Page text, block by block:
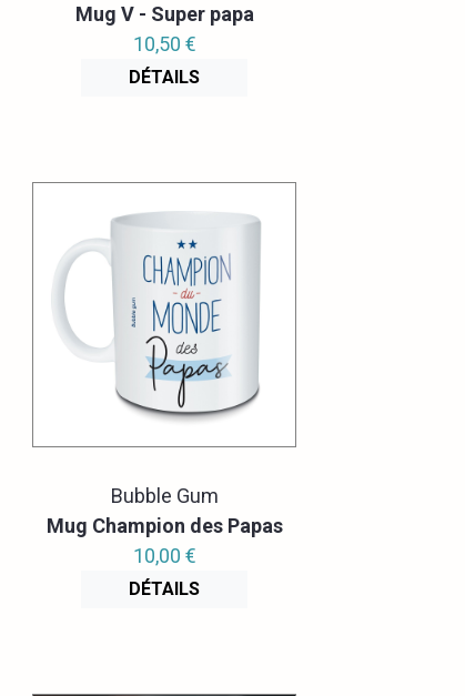
Mug V - Super papa
10,50 €
DÉTAILS
Bubble Gum
Mug Champion des Papas
10,00 €
DÉTAILS